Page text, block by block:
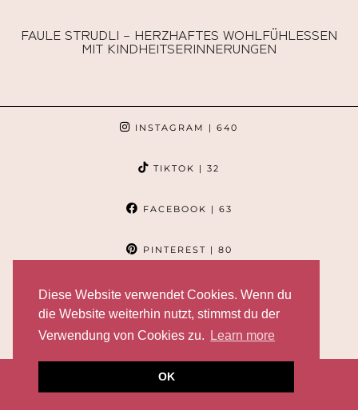
Diese Website verwendet Cookies. Wenn du
die Website weiterhin nutzt, stimmst du der
Verwendung von Cookies zu.
Learn more
OK
FAULE STRUDLI – HERZHAFTES WOHLFÜHLESSEN
MIT KINDHEITSERINNERUNGEN
INSTAGRAM | 640
TIKTOK | 32
FACEBOOK | 63
PINTEREST | 80
DATENSCHUTZERKLÄRUNG